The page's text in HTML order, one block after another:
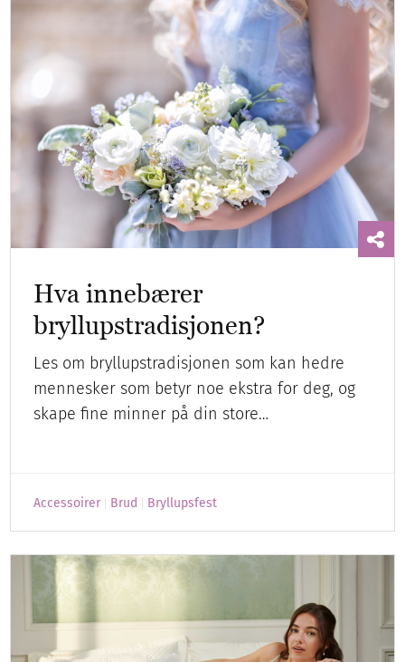
Hva innebærer
bryllupstradisjonen?
Les om bryllupstradisjonen som kan hedre
mennesker som betyr noe ekstra for deg, og
skape fine minner på din store…
Accessoirer Brud Bryllupsfest